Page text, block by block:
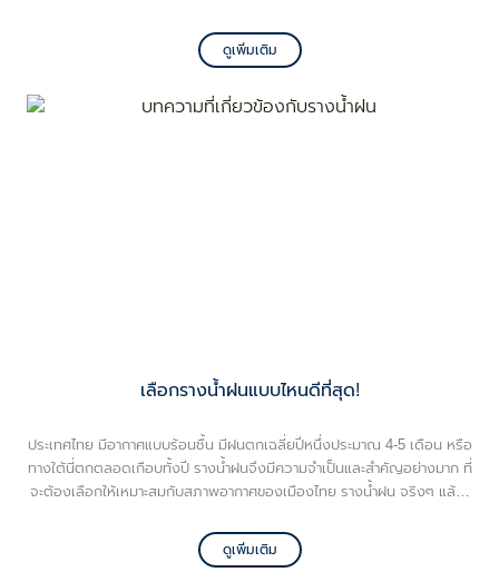
ดูเพิ่มเติม
เลือกรางน้ำฝนแบบไหนดีที่สุด!
ประเทศไทย มีอากาศแบบร้อนชื้น มีฝนตกเฉลี่ยปีหนึ่งประมาณ 4-5 เดือน หรือ
ทางใต้นี่ตกตลอดเกือบทั้งปี รางน้ำฝนจึงมีความจำเป็นและสำคัญอย่างมาก ที่
จะต้องเลือกให้เหมาะสมกับสภาพอากาศของเมืองไทย รางน้ำฝน จริงๆ แล้ว!
แก้ไม่รู้จบเลยค่ะ และรางน้ำฝนช่วย ป้องกันผนังเป็นเชื้อรา ที่เกิดจากการกระ
เซ็นของน้ำฝน ลดปัญหาน้ำซึมเข้าสู่หลังคา และตามซอกประตูหรือหน้าต่างอีก
ดูเพิ่มเติม